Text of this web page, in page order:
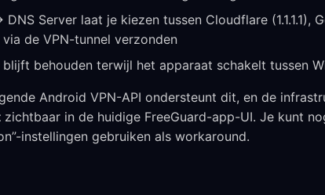
Server laat je kiezen tussen Cloudflare (1.1.1.1),
de VPN-tunnel verzonden
behouden terwijl het apparaat schakelt tussen
Android VPN-API ondersteunt dit, en de
zichtbaar in de huidige FreeGuard-app-UI. Je kunt
instellingen gebruiken als workaround.